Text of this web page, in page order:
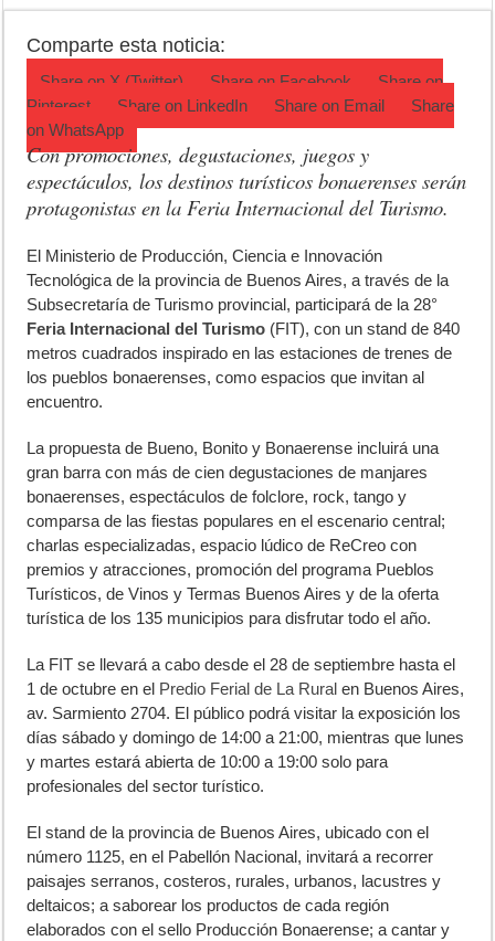
Comparte esta noticia:
Share on X (Twitter) Share on Facebook
Share on
Pinterest
Share on LinkedIn Share on Email
Share
onWhatsApp
Con promociones, degustaciones, juegos y
espectáculos, los destinos turísticos bonaerenses serán
protagonistas en la Feria Internacional del Turismo.
E l Ministerio de Producción, Ciencia e Innovación
Tecnológica de la provincia de Buenos Aires, a través de la
Subsecretaría de Turismo provincial, participará de la 28°
Feria Internacional del Turismo (FIT), con un stand de 840
metros cuadrados inspirado en las estaciones de trenes de
los pueblos bonaerenses, como espacios que invitan al
encuentro.
La propuesta de Bueno, Bonito y Bonaerense incluirá una
gran barra con más de cien degustaciones de manjares
bonaerenses, espectáculos de folclore, rock, tango y
comparsa de las fiestas populares en el escenario central;
charlas especializadas, espacio lúdico de ReCreo con
premios y atracciones, promoción del programa Pueblos
Turísticos, de Vinos y Termas Buenos Aires y de la oferta
turística de los 135 municipios para disfrutar todo el año.
La FIT se llevará a cabo desde el 28 de septiembre hasta el
1 de octubre en el Predio Ferial de La Rural en Buenos Aires,
av. Sarmiento 2704. El público podrá visitar la exposición los
días sábado y domingo de 14:00 a 21:00, mientras que lunes
y martes estará abierta de 10:00 a 19:00 solo para
profesionales del sector turístico.
El stand de la provincia de Buenos Aires, ubicado con el
número 1125, en el Pabellón Nacional, invitará a recorrer
paisajes serranos, costeros, rurales, urbanos, lacustres y
deltaicos; a saborear los productos de cada región
elaborados con el sello Producción Bonaerense; a cantar y